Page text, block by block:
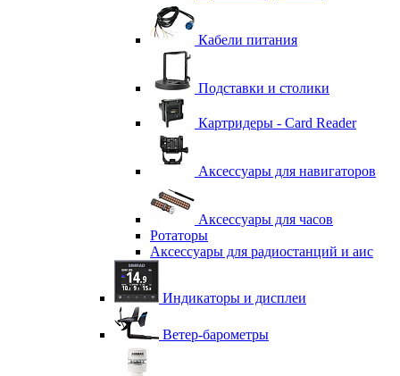
Кабели питания
Подставки и столики
Картридеры - Card Reader
Аксессуары для навигаторов
Аксессуары для часов
Ротаторы
Аксессуары для радиостанций и аис
Индикаторы и дисплеи
Ветер-барометры